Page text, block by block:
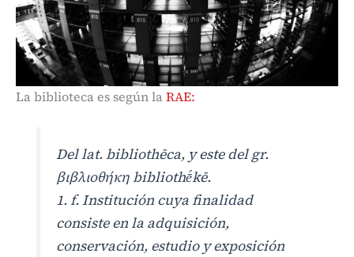
La biblioteca es según laRAE:
Del lat. bibliothēca, y este del gr.
βιβλιοθήκη bibliothḗkē.
1. f. Institución cuya finalidad
consiste en la adquisición,
conservación, estudio y exposición